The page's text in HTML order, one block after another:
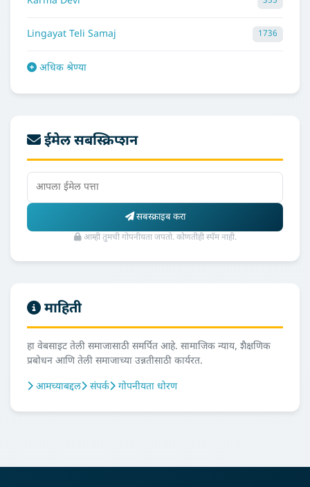
Lingayat Teli Samaj 1736
अधिक श्रेण्या
ईमेल सबस्क्रिप्शन
सबस्क्राइब करा
आम्ही तुमची गोपनीयता जपतो. कोणतीही स्पॅम नाही.
माहिती
हा वेबसाइट तेली समाजासाठी समर्पित आहे. सामाजिक न्याय, शैक्षणिक
प्रबोधन आणि तेली समाजाच्या उन्नतीसाठी कार्यरत.
आमच्याबद्दल
संपर्क गोपनीयता धोरण